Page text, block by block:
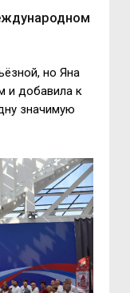
но Яна
и добавила к
значимую